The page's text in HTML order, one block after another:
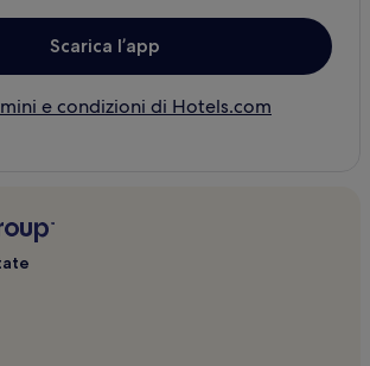
Scarica l’app
e condizioni di Hotels.com